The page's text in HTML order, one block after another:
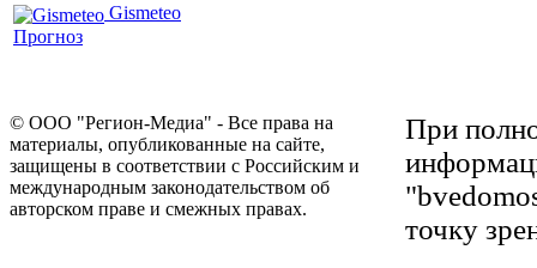
Gismeteo
Прогноз
© ООО "Регион-Медиа" - Все права на
материалы, опубликованные на сайте,
защищены в соответствии с Российским и
международным законодательством об
авторском праве и смежных правах.
При
точку